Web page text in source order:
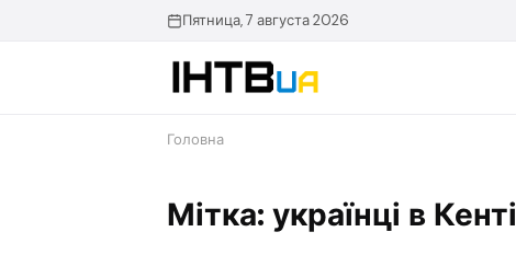
Пятница, 7 августа 2026
Головна
Мітка: українці в Кенті